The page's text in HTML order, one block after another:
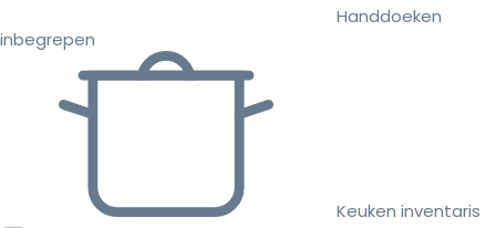
Handdoeken
inbegrepen
Keuken inventaris